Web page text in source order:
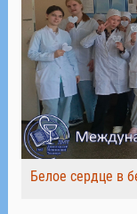
Белое сердце в